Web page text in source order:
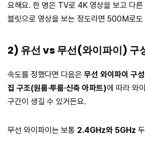
요해요. 한 명은 TV로 4K 영상을 보고 다른
블릿으로 영상을 보는 정도라면 500M로도
2) 유선 vs 무선(와이파이) 구
속도를 정했다면 다음은 무선 와이파이 구성
집 구조(원룸·투룸·신축 아파트)에 따라 와
구간이 생길 수 있거든요.
무선 와이파이는 보통 2.4GHz와 5GHz